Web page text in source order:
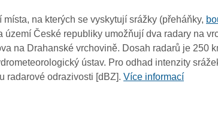
na kterých se vyskytují srážky (přeháňky,
území České republiky umožňují dva radary na
na Drahanské vrchovině. Dosah radarů je 250
ústav. Pro odhad intenzity
radarové odrazivosti [dBZ].Více informací